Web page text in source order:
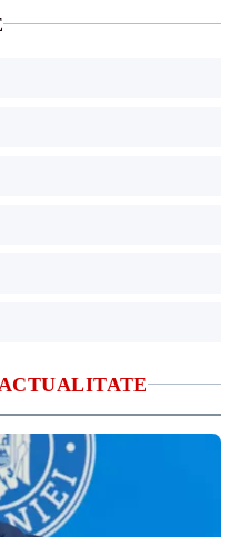
ACTUALITATE